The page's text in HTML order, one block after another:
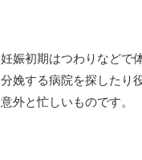
妊娠初期はつわりなどで
分娩する病院を探したり
意外と忙しいものです。